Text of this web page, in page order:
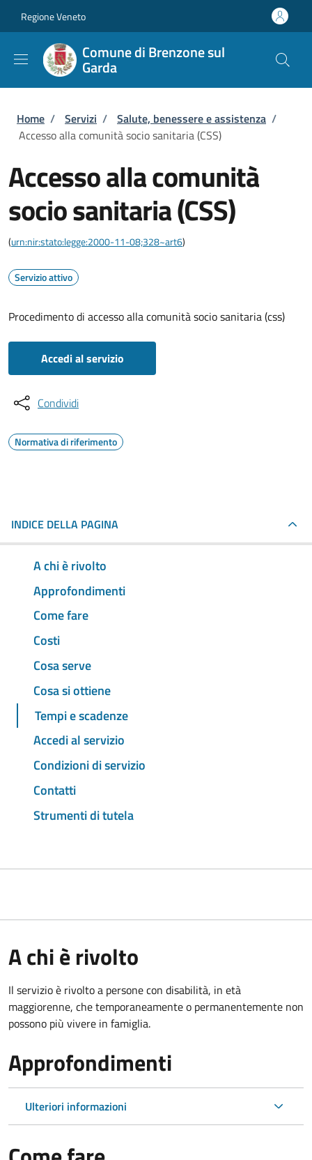
Regione Veneto
Comune di Brenzone sul
Garda
Briciole di pane
Home / Servizi / Salute, benessere e assistenza /
Accesso alla comunità socio sanitaria (CSS)
Accesso alla comunità
socio sanitaria (CSS)
(urn:nir:stato:legge:2000-11-08;328~art6)
Servizio attivo
Procedimento di accesso alla comunità socio sanitaria (css)
Accedi al servizio
Condividi
Normativa di riferimento
INDICE DELLA PAGINA
A chi è rivolto
Approfondimenti
Come fare
Costi
Cosa serve
Cosa si ottiene
Tempi e scadenze
Accedi al servizio
Condizioni di servizio
Contatti
Strumenti di tutela
A chi è rivolto
Il servizio è rivolto a persone con disabilità, in età
maggiorenne, che temporaneamente o permanentemente non
possono più vivere in famiglia.
Approfondimenti
Ulteriori informazioni